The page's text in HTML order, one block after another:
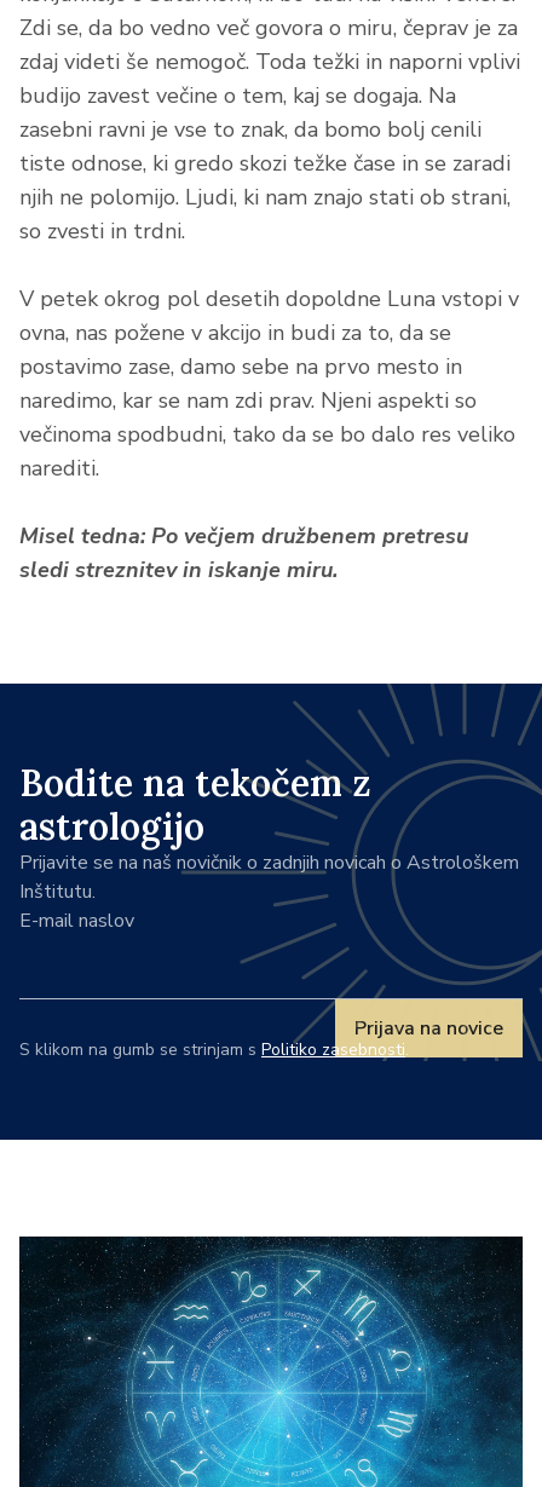
Zdi se, da bo vedno več govora o miru, čeprav je za
zdaj videti še nemogoč. Toda težki in naporni vplivi
budijo zavest večine o tem, kaj se dogaja. Na
zasebni ravni je vse to znak, da bomo bolj cenili
tiste odnose, ki gredo skozi težke čase in se zaradi
njih ne polomijo. Ljudi, ki nam znajo stati ob strani,
so zvesti in trdni.
V petek okrog pol desetih dopoldne Luna vstopi v
ovna, nas požene v akcijo in budi za to, da se
postavimo zase, damo sebe na prvo mesto in
naredimo, kar se nam zdi prav. Njeni aspekti so
večinoma spodbudni, tako da se bo dalo res veliko
narediti.
Misel tedna: Po večjem družbenem pretresu
sledi streznitev in iskanje miru.
Bodite na tekočem z
astrologijo
Prijavite se na naš novičnik o zadnjih novicah o Astrološkem
Inštitutu.
E-mail naslov
Prijava na novice
S klikom na gumb se strinjam s Politiko zasebnosti.